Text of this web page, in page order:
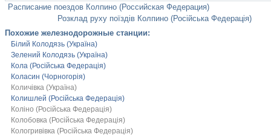
Расписание поездов Колпино (Российская Федерация)
Розклад руху поїздів Колпино (Російська Федерація)
Похожие железнодорожные станции:
Білий Колодязь (Україна)
Зелений Колодязь (Україна)
Кола (Російська Федерація)
Коласин (Чорногорія)
Количівка (Україна)
Колишлей (Російська Федерація)
Коліно (Російська Федерація)
Колобовка (Російська Федерація)
Кологривівка (Російська Федерація)